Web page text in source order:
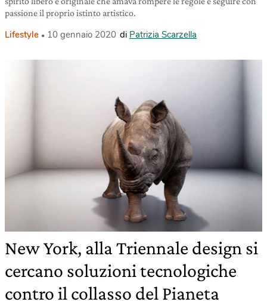
passione il proprio istinto artistico.
Lifestyle 10 gennaio 2020 di Patrizia Scarzella
New York, alla Triennale design si
cercano soluzioni tecnologiche
contro il collasso del Pianeta